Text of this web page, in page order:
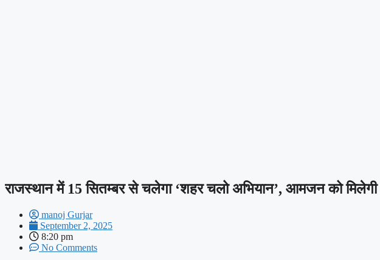
राजस्थान में 15 सितम्बर से चलेगा ‘शहर चलो अभियान’, आमजन को मिलेगी
manoj Gurjar
September 2, 2025
8:20 pm
No Comments